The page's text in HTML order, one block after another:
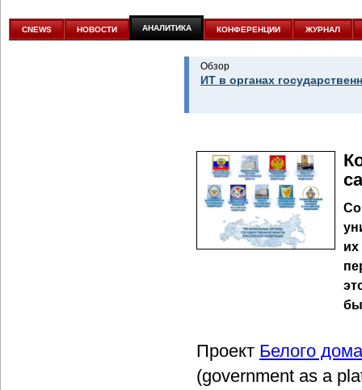
аналитике
CNEWS НОВОСТИ АНАЛИТИКА КОНФЕРЕНЦИИ ЖУРНАЛ
Обзор
ИТ в органах
Проект Белого дома
(government as a